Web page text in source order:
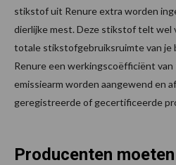
stikstof uit Renure extra worden
dierlijke mest. Deze stikstof telt wel
totale stikstofgebruiksruimte van je
Renure een werkingscoëfficiënt
emissiearm worden aangewend en
geregistreerde of gecertificeerde
Producenten